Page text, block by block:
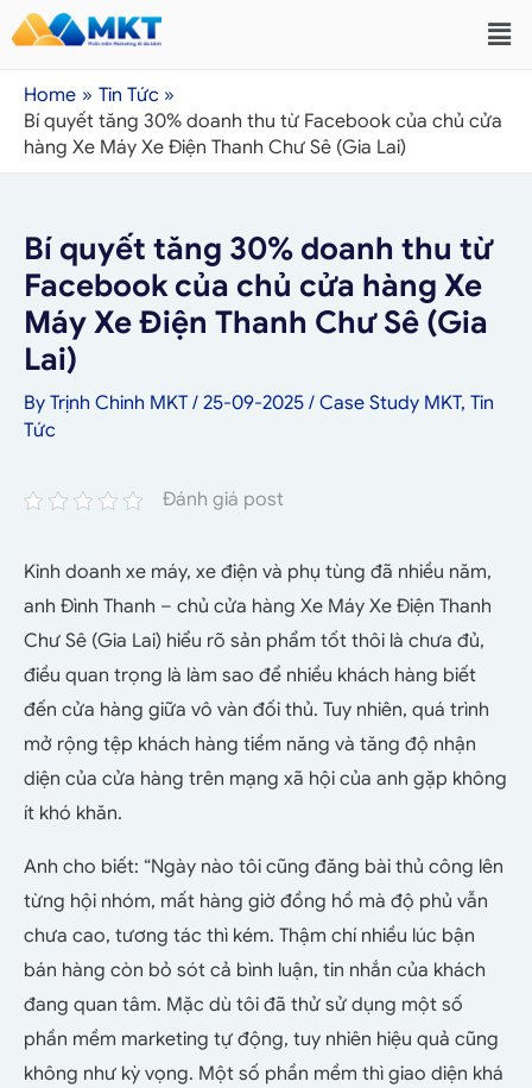
Home
Tin Tức
Bí quyết tăng 30% doanh thu từ Facebook của chủ cửa
hàng Xe Máy Xe Điện Thanh Chư Sê (Gia Lai)
Bí quyết tăng 30% doanh thu từ
Facebook của chủ cửa hàng Xe
Máy Xe Điện Thanh Chư Sê (Gia
Lai)
By Trịnh Chinh MKT/ 25-09-2025 / Case Study MKT, Tin
Tức
Đánh giá post
Kinh doanh xe máy, xe điện và phụ tùng đã nhiều năm,
anh Đình Thanh – chủ cửa hàng Xe Máy Xe Điện Thanh
Chư Sê (Gia Lai) hiểu rõ sản phẩm tốt thôi là chưa đủ,
điều quan trọng là làm sao để nhiều khách hàng biết
đến cửa hàng giữa vô vàn đối thủ. Tuy nhiên, quá trình
mở rộng tệp khách hàng tiềm năng và tăng độ nhận
diện của cửa hàng trên mạng xã hội của anh gặp không
ít khó khăn.
Anh cho biết: “Ngày nào tôi cũng đăng bài thủ công lên
từng hội nhóm, mất hàng giờ đồng hồ mà độ phủ vẫn
chưa cao, tương tác thì kém. Thậm chí nhiều lúc bận
bán hàng còn bỏ sót cả bình luận, tin nhắn của khách
đang quan tâm. Mặc dù tôi đã thử sử dụng một số
phần mềm marketing tự động, tuy nhiên hiệu quả cũng
không như kỳ vọng. Một số phần mềm thì giao diện khá